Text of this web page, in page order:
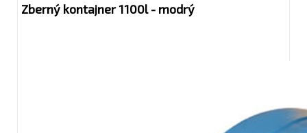
Zberný kontajner 1100l - modrý